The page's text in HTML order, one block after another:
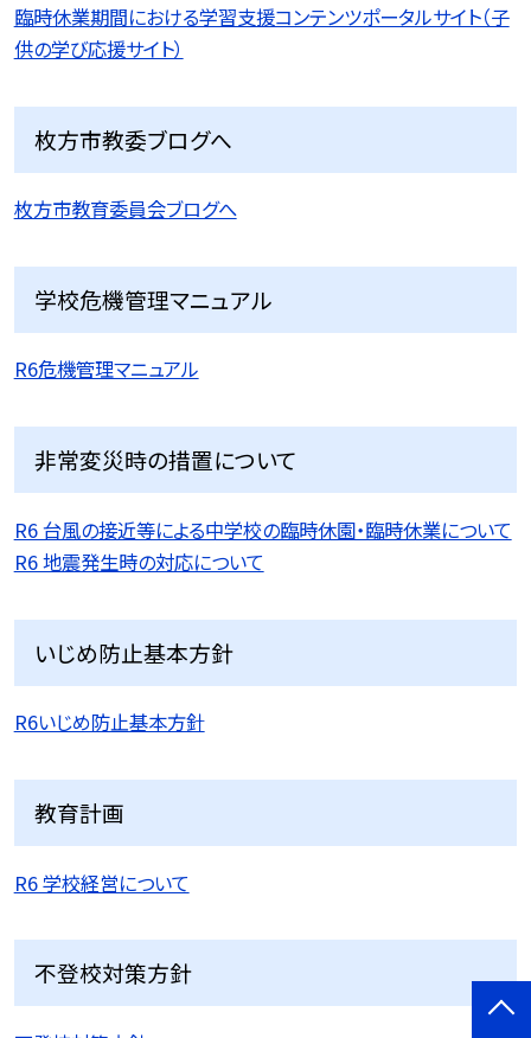
臨時休業期間における学習支援コンテンツポータルサイト（子
供の学び応援サイト）
枚方市教委ブログへ
枚方市教育委員会ブログへ
学校危機管理マニュアル
R6危機管理マニュアル
非常変災時の措置について
R6 台風の接近等による中学校の臨時休園・臨時休業について
R6 地震発生時の対応について
いじめ防止基本方針
R6いじめ防止基本方針
教育計画
R6 学校経営について
不登校対策方針